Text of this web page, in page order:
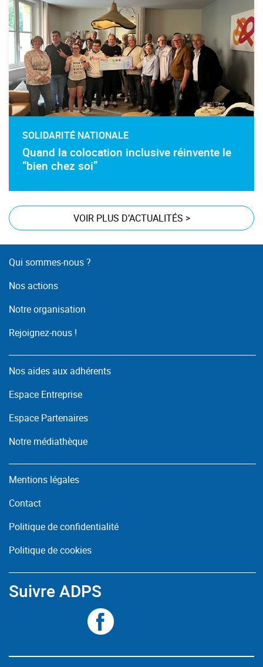
SOLIDARITÉ NATIONALE
Quand la colocation inclusive réinvente le
“bien chez soi”
VOIR PLUS D’ACTUALITÉS >
Qui sommes-nous ?
Nos actions
Notre organisation
Rejoignez-nous !
Nos aides aux adhérents
Espace Entreprise
Espace Partenaires
Notre médiathèque
Mentions légales
Contact
Politique de confidentialité
Politique de cookies
Suivre ADPS